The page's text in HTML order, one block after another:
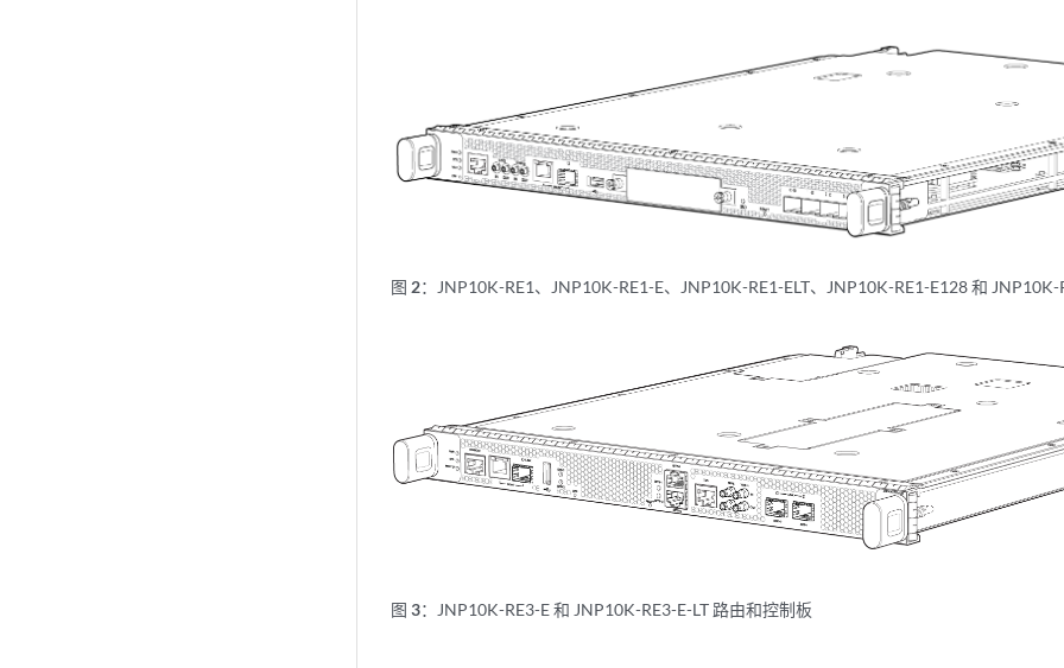
图 2： JNP10K-RE1、JNP10K-RE1-E、JNP10K-RE1-ELT、JNP10K-RE1-E128 和 JNP10K-
图 3： JNP10K-RE3-E 和 JNP10K-RE3-E-LT 路由和控制板